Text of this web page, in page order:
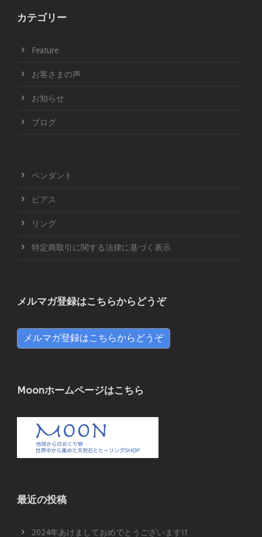
カテゴリー
Feature
お客さまの声
お知らせ
ブログ
ペンダント
ピアス
リング
特定商取引に関する法律に基づく表示
メルマガ登録はこちらからどうぞ
メルマガ登録はこちらからどうぞ
Moonホームページはこちら
最近の投稿
2024年あけましておめでとうございます!1